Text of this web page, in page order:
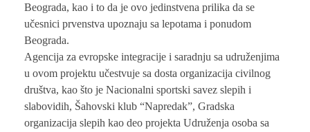
Beograda, kao i to da je ovo jedinstvena prilika da se
učesnici prvenstva upoznaju sa lepotama i ponudom
Beograda.
Agencija za evropske integracije i saradnju sa udruženjima
u ovom projektu učestvuje sa dosta organizacija civilnog
društva, kao što je Nacionalni sportski savez slepih i
slabovidih, Šahovski klub “Napredak”, Gradska
organizacija slepih kao deo projekta Udruženja osoba sa